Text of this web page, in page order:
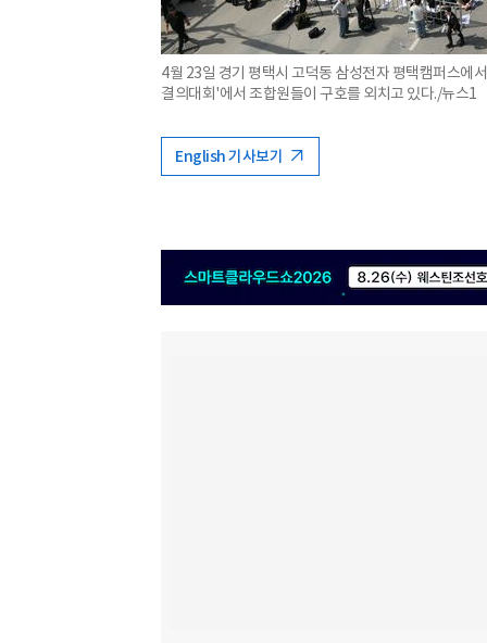
4월 23일 경기 평택시 고덕동 삼성전자 평택캠퍼스에
결의대회'에서 조합원들이 구호를 외치고 있다./뉴스1
English 기사보기